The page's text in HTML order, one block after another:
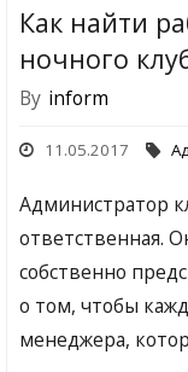
Как найти
ночного
By inform
11.05.2017
Администратор
ответственная.
собственно
о том, чтобы
менеджера,